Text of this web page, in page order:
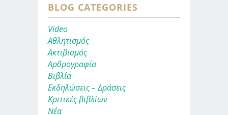
BLOG CATEGORIES
Video
Αθλητισμός
Ακτιβισμός
Αρθρογραφία
Βιβλία
Εκδηλώσεις – Δράσεις
Κριτικές βιβλίων
Νέα